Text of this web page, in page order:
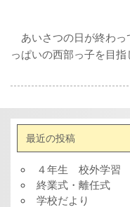
あいさつの日が終わっ
っぱいの西部っ子を目指
最近の投稿
４年生 校外学習
終業式・離任式
学校だより